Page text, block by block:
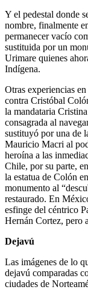
Y el pedestal donde
nombre, finalmente
permanecer vacío
sustituida por un
Urimare quienes
Indígena.
Otras experiencias
contra Cristóbal
la mandataria
consagrada al
sustituyó por una de
Mauricio Macri al
heroína a las
Chile, por su parte,
la estatua de Colón
monumento al
restaurado. En
esfinge del céntrico
Hernán Cortez, pero
Dejavú
Las imágenes de lo
dejavú comparadas
ciudades de